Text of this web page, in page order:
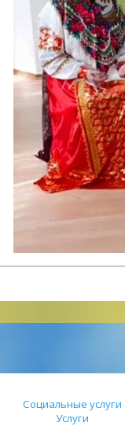
Социальные услуги
Услуги